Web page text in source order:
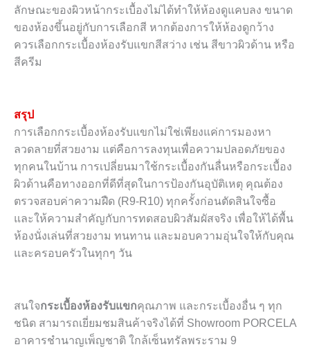
ลักษณะของผิวหน้ากระเบื้องไม่ได้ทำให้ห้องดูแคบลง ขนาด
ของห้องขึ้นอยู่กับการเลือกสี หากต้องการให้ห้องดูกว้าง
ควรเลือกกระเบื้องห้องรับแขกสีสว่าง เช่น สีขาวผิวด้าน หรือ
สีครีม
สรุป
การเลือกกระเบื้องห้องรับแขกไม่ใช่เพียงแค่การมองหา
ลวดลายที่สวยงาม แต่คือการลงทุนเพื่อความปลอดภัยของ
ทุกคนในบ้าน การเปลี่ยนมาใช้กระเบื้องกันลื่นหรือกระเบื้อง
ผิวด้านคือทางออกที่ดีที่สุดในการป้องกันอุบัติเหตุ คุณต้อง
ตรวจสอบค่าความฝืด (R9-R10) ทุกครั้งก่อนตัดสินใจซื้อ
และให้ความสำคัญกับการทดสอบผิวสัมผัสจริง เพื่อให้ได้พื้น
ห้องนั่งเล่นที่สวยงาม ทนทาน และมอบความอุ่นใจให้กับคุณ
และครอบครัวในทุกๆ วัน
สนใจกระเบื้องห้องรับแขกคุณภาพ และกระเบื้องอื่น ๆ ทุก
ชนิด สามารถเยี่ยมชมสินค้าจริงได้ที่ Showroom PORCELA
อาคารชำนาญเพ็ญชาติ ใกล้เซ็นทรัลพระราม 9